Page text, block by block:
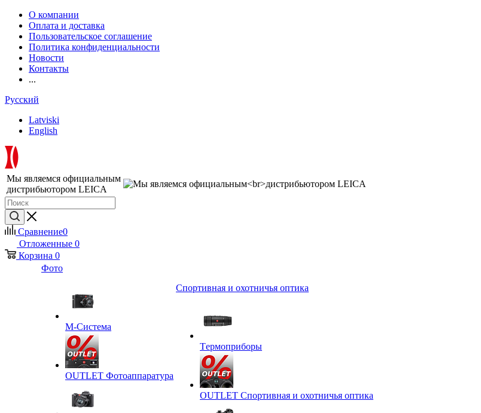
О компании
Оплата и доставка
Пользовательское соглашение
Политика конфиденциальности
Новости
Контакты
...
Русский
Latviski
English
Мы являемся официальным
дистрибьютором LEICA
Сравнение0
Отложенные 0
Корзина 0
Фото
M-Система
OUTLET Фотоаппаратура
Спортивная и охотничья оптика
Tермоприборы
OUTLET Спортивная и охотничья оптика